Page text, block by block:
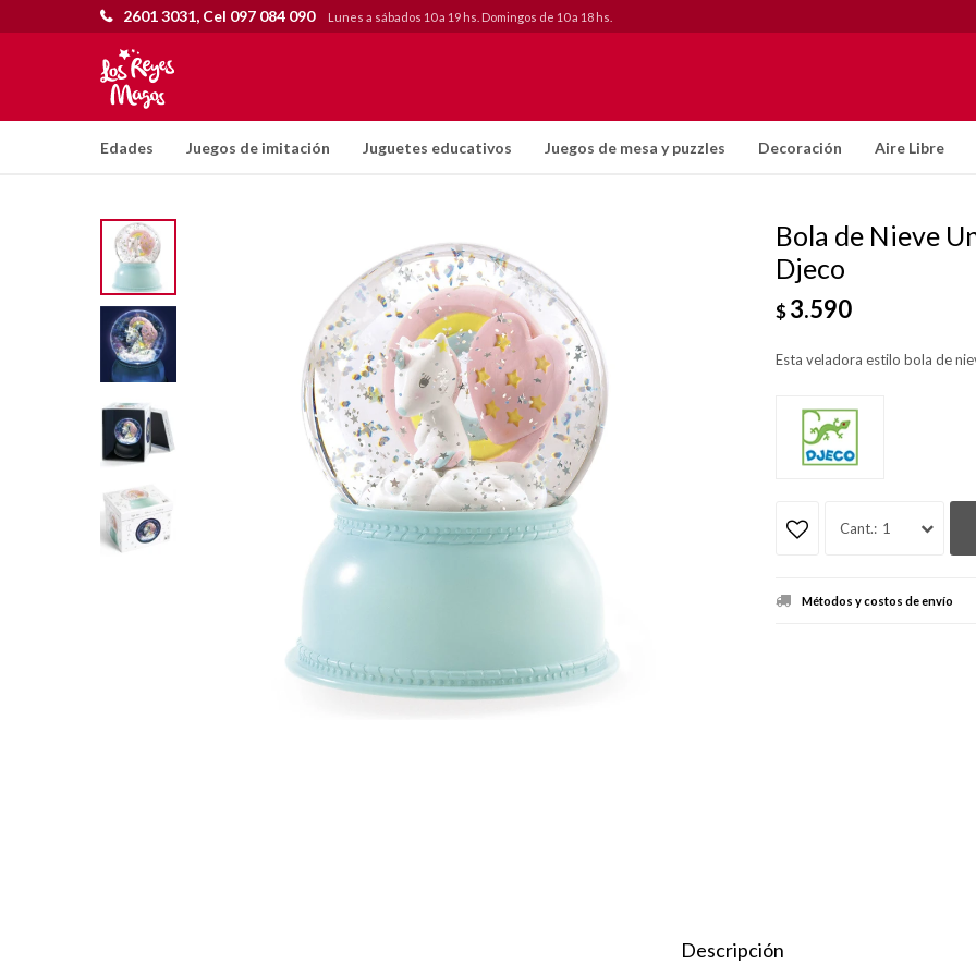
Edades Juegos de imitación Juguetes educativos Juegos de mesa y puzzles Decoración Aire Libre
2601 3031, Cel 097 084 090 Lunes a sábados 10 a 19 hs. Domingos de 10 a 18 hs.
Bola de Nieve
Djeco
$3.590
Esta veladora estilo bola de
1
Métodos y costos de envío
Descripción